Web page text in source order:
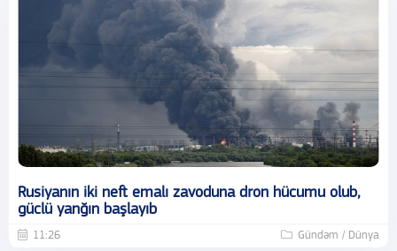
Rusiyanın iki neft emalı zavoduna dron hücumu olub,
güclü yanğın başlayıb
11:26 Gündəm / Dünya